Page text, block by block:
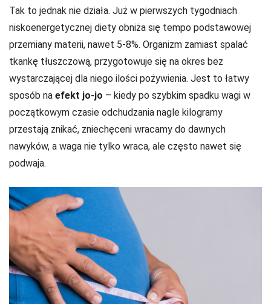
Tak to jednak nie działa. Już w pierwszych tygodniach
niskoenergetycznej diety obniża się tempo podstawowej
przemiany materii, nawet 5-8%. Organizm zamiast spalać
tkankę tłuszczową, przygotowuje się na okres bez
wystarczającej dla niego ilości pożywienia. Jest to łatwy
sposób na efekt jo-jo – kiedy po szybkim spadku wagi w
początkowym czasie odchudzania nagle kilogramy
przestają znikać, zniechęceni wracamy do dawnych
nawyków, a waga nie tylko wraca, ale często nawet się
podwaja.